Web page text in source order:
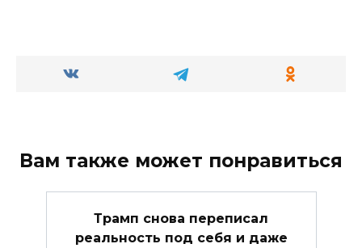
Вам также может понравиться
Трамп снова переписал
реальность под себя и даже